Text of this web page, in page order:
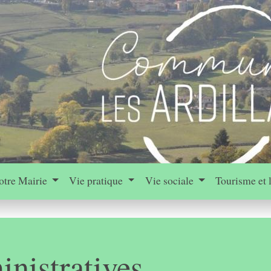
Mairie Vie pratique Vie sociale Tourisme et